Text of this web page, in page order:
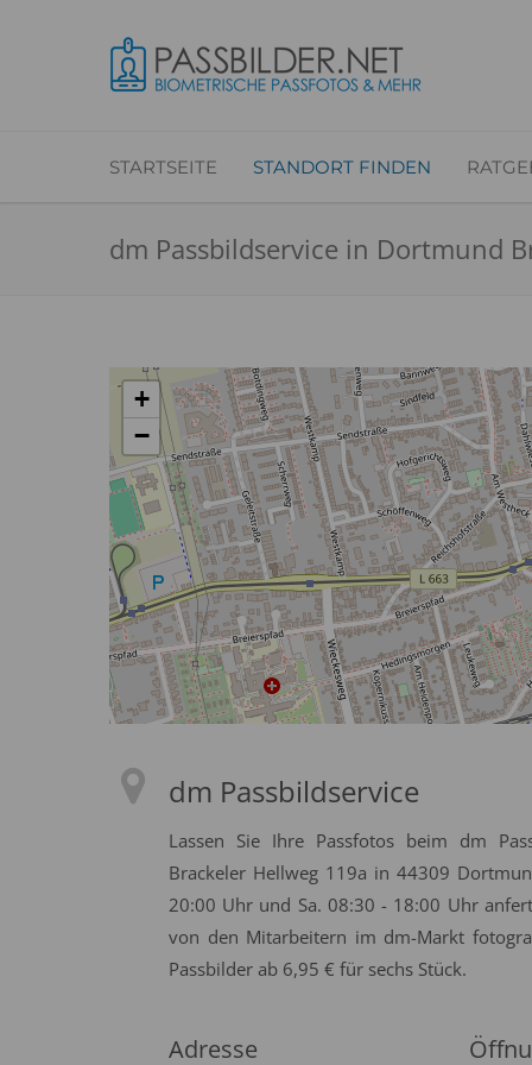
STARTSEITE STANDORT FINDEN
dm Passbildservice in Dortmund
+
−
dm Passbildservice
Lassen Sie Ihre Passfotos beim dm
Brackeler Hellweg 119a in 44309
20:00 Uhr und Sa. 08:30 - 18:00 Uhr
von den Mitarbeitern im dm-Markt
Passbilder ab 6,95 € für sechs Stück.
Adresse